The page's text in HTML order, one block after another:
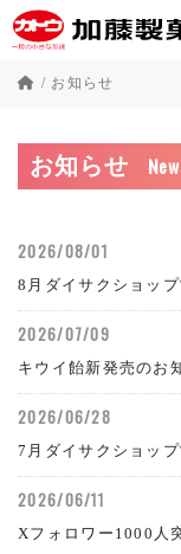
/ お知らせ
お知らせ
2026/08/01
8月ダイサクショッ
2026/07/09
キウイ飴新発売のお
2026/06/28
7月ダイサクショッ
2026/06/11
Xフォロワー1000人